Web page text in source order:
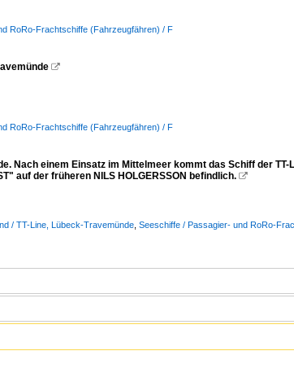
RoRo-Frachtschiffe (Fahrzeugfähren) / F

RoRo-Frachtschiffe (Fahrzeugfähren) / F
Nach einem Einsatz im Mittelmeer kommt das Schiff der
auf der früheren NILS HOLGERSSON befindlich. 
/ TT-Line, Lübeck-Travemünde Seeschiffe / Passagier- und RoRo-